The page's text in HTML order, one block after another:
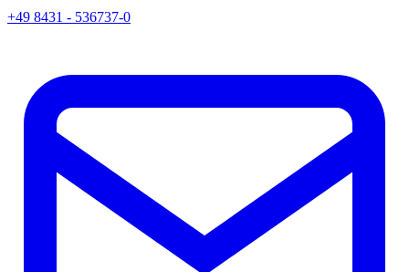
+49 8431 - 536737-0